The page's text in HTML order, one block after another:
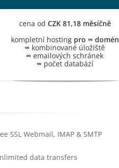
cena od CZK 81,18 měsíčně
kompletní hosting pro ∞ domén
∞ kombinované úložiště
∞ emailových schránek
∞ počet databází
SSL Webmail, IMAP & SMTP
data transfers